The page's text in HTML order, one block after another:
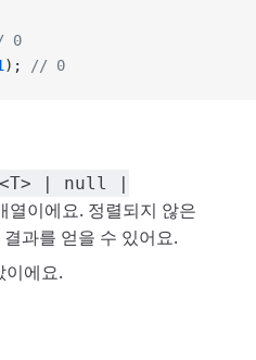
0
); // 0
| null |
열이에요. 정렬되지 않은
과를 얻을 수 있어요.
이에요.